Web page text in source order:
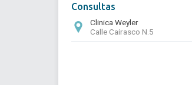
Consultas
Clinica Weyler
Calle Cairasco N.5